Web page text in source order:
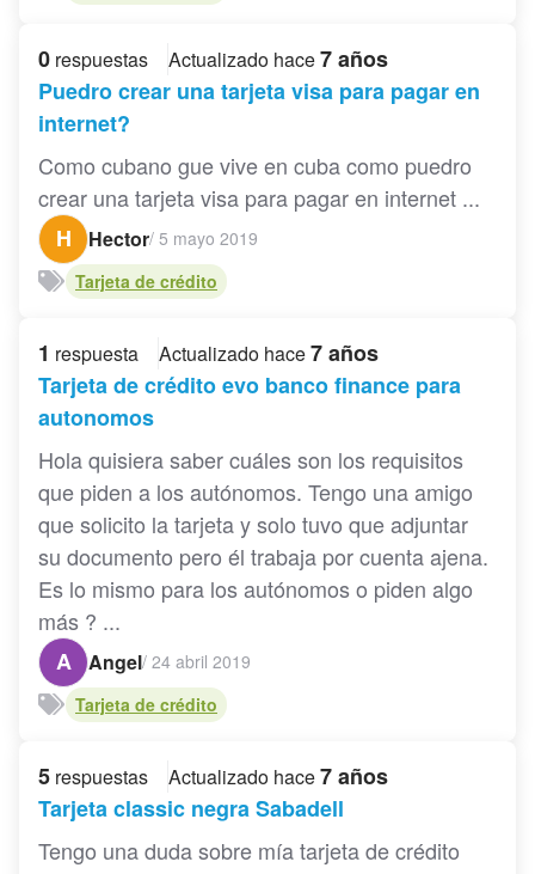
0 respuestas Actualizado hace7 años
Puedro crear una tarjeta visa para pagar en
internet?
Como cubano gue vive en cuba como puedro
crear una tarjeta visa para pagar en internet ...
H
Hector/ 5 mayo 2019
Tarjeta de crédito
1 respuesta Actualizado hace7 años
Tarjeta de crédito evo banco finance para
autonomos
Hola quisiera saber cuáles son los requisitos
que piden a los autónomos. Tengo una amigo
que solicito la tarjeta y solo tuvo que adjuntar
su documento pero él trabaja por cuenta ajena.
Es lo mismo para los autónomos o piden algo
más ? ...
A
Angel/ 24 abril 2019
Tarjeta de crédito
5 respuestas Actualizado hace7 años
Tarjeta classic negra Sabadell
Tengo una duda sobre mía tarjeta de crédito